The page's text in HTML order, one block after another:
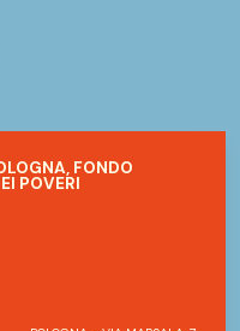
FONDO
POVERI